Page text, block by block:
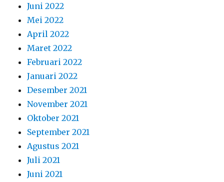
Juni 2022
Mei 2022
April 2022
Maret 2022
Februari 2022
Januari 2022
Desember 2021
November 2021
Oktober 2021
September 2021
Agustus 2021
Juli 2021
Juni 2021